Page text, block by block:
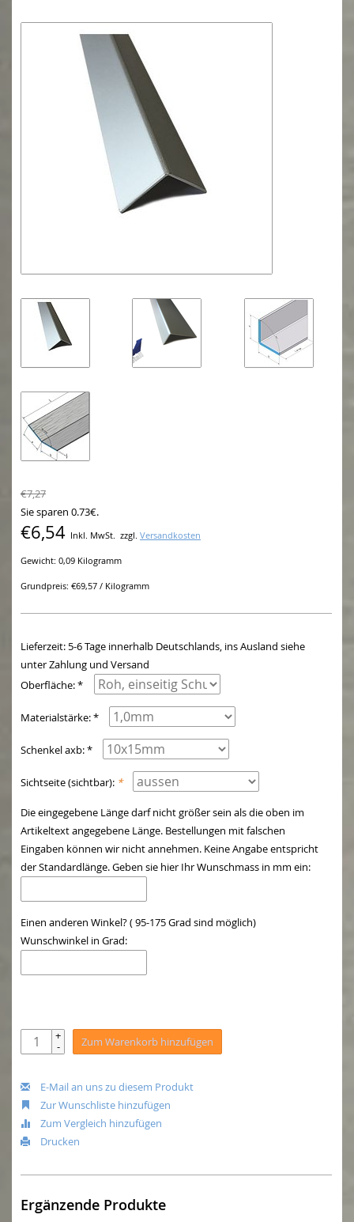
€7,27
Sie sparen 0.73€.
€6,54 Inkl. MwSt. zzgl. Versandkosten
Gewicht: 0,09 Kilogramm
Grundpreis: €69,57 / Kilogramm
Lieferzeit: 5-6 Tage innerhalb Deutschlands, ins Ausland siehe
unter Zahlung und Versand
Oberfläche: *
Materialstärke: *
Schenkel axb: *
Sichtseite (sichtbar): *
Die eingegebene Länge darf nicht größer sein als die oben im
Artikeltext angegebene Länge. Bestellungen mit falschen
Eingaben können wir nicht annehmen. Keine Angabe entspricht
der Standardlänge. Geben sie hier Ihr Wunschmass in mm ein:
Einen anderen Winkel? ( 95-175 Grad sind möglich)
Wunschwinkel in Grad:
+
- Zum Warenkorb hinzufügen
E-Mail an uns zu diesem Produkt
Zur Wunschliste hinzufügen
Zum Vergleich hinzufügen
Drucken
Ergänzende Produkte